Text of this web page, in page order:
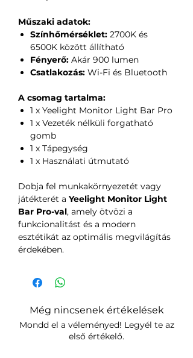
Műszaki adatok:
Színhőmérséklet: 2700K és
6500K között állítható
Fényerő: Akár 900 lumen
Csatlakozás: Wi-Fi és Bluetooth
A csomag tartalma:
1 x Yeelight Monitor Light Bar Pro
1 x Vezeték nélküli forgatható
gomb
1 x Tápegység
1 x Használati útmutató
Dobja fel munkakörnyezetét vagy
játékterét a Yeelight Monitor Light
Bar Pro-val, amely ötvözi a
funkcionalitást és a modern
esztétikát az optimális megvilágítás
érdekében.
Még nincsenek értékelések
Mondd el a véleményed! Legyél te az
első értékelő.